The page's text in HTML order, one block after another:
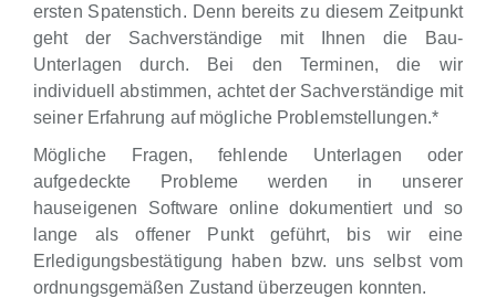
ersten Spatenstich. Denn bereits zu diesem Zeitpunkt
geht der Sachverständige mit Ihnen die Bau-
Unterlagen durch. Bei den Terminen, die wir
individuell abstimmen, achtet der Sachverständige mit
seiner Erfahrung auf mögliche Problemstellungen.*
Mögliche Fragen, fehlende Unterlagen oder
aufgedeckte Probleme werden in unserer
hauseigenen Software online dokumentiert und so
lange als offener Punkt geführt, bis wir eine
Erledigungsbestätigung haben bzw. uns selbst vom
ordnungsgemäßen Zustand überzeugen konnten.